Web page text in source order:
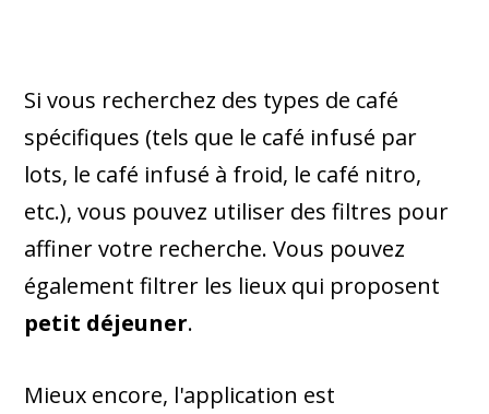
Si vous recherchez des types de café
spécifiques (tels que le café infusé par
lots, le café infusé à froid, le café nitro,
etc.), vous pouvez utiliser des filtres pour
affiner votre recherche. Vous pouvez
également filtrer les lieux qui proposent
petit déjeuner.
Mieux encore, l'application est